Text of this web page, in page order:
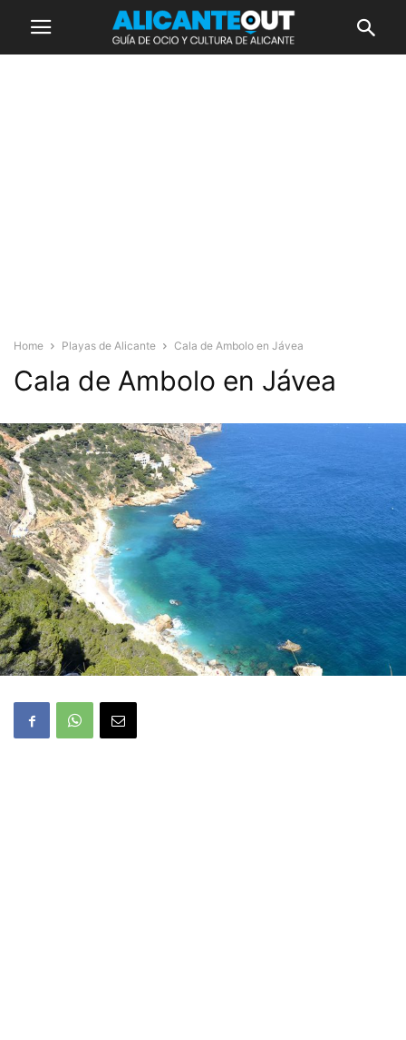
Home Playas de Alicante Cala de Ambolo en Jávea
Cala de Ambolo en Jávea